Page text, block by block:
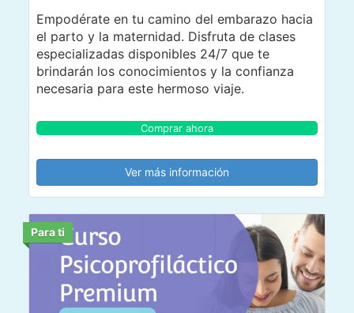
Empodérate en tu camino del embarazo hacia
el parto y la maternidad. Disfruta de clases
especializadas disponibles 24/7 que te
brindarán los conocimientos y la confianza
necesaria para este hermoso viaje.
Comprar ahora
Ver más información
Para ti